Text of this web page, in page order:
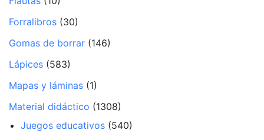
Forralibros (30)
Gomas de borrar (146)
Lápices (583)
Mapas y láminas (1)
Material didáctico (1308)
Juegos educativos (540)